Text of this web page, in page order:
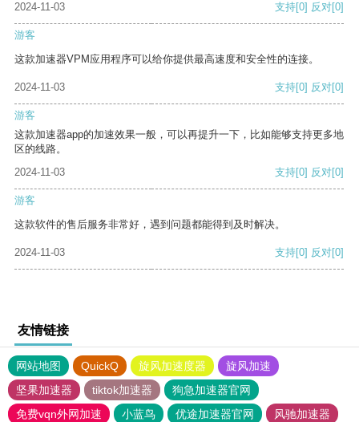
2024-11-03
支持[0] 反对[0]
游客
这款加速器VPM应用程序可以给你提供最高速度和安全性的连接。
2024-11-03 支持[0] 反对[0]
游客
这款加速器app的加速效果一般，可以再提升一下，比如能够支持更多地
区的线路。
2024-11-03
支持[0] 反对[0]
游客
这款软件的售后服务非常好，遇到问题都能得到及时解决。
2024-11-03 支持[0] 反对[0]
友情链接
网站地图 QuickQ 旋风加速度器
旋风加速
坚果加速器
tiktok加速器
狗急加速器官网
免费vqn外网加速
小蓝鸟 优途加速器官网
风驰加速器